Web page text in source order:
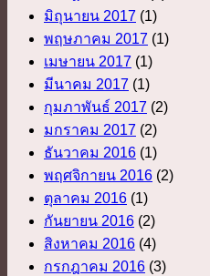
มิถุนายน 2017 (1)
พฤษภาคม 2017 (1)
เมษายน 2017 (1)
มีนาคม 2017 (1)
กุมภาพันธ์ 2017 (2)
มกราคม 2017 (2)
ธันวาคม 2016 (1)
พฤศจิกายน 2016 (2)
ตุลาคม 2016 (1)
กันยายน 2016 (2)
สิงหาคม 2016 (4)
กรกฎาคม 2016 (3)